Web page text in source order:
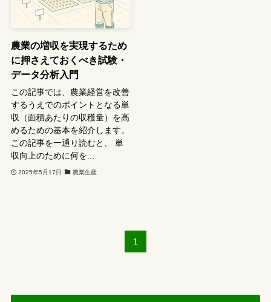
農業の増収を実現するため
に押さえておくべき試験・
データ分析入門
この記事では、農業経営を改善
するうえでのポイントとなる単
収（面積あたりの収穫量）を高
めるための基本を紹介します。
この記事を一通り読むと、 単
収向上のために何を...
2025年5月17日 農業生産
1